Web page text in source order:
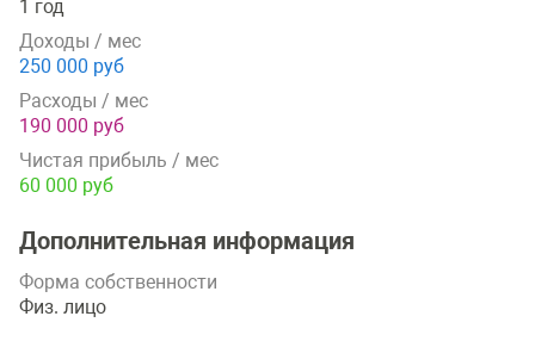
1 год
Доходы / мес
250 000 руб
Расходы / мес
190 000 руб
Чистая прибыль / мес
60 000 руб
Дополнительная информация
Форма собственности
Физ. лицо